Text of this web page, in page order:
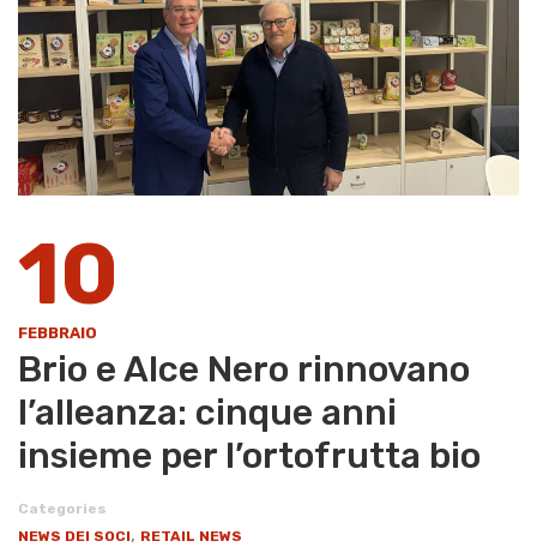
10
FEBBRAIO
Brio e Alce Nero rinnovano
l’alleanza: cinque anni
insieme per l’ortofrutta bio
Categories
NEWS DEI SOCI, RETAIL NEWS